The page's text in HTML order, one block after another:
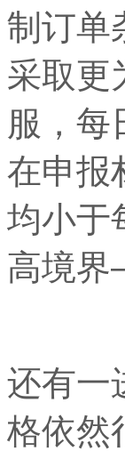
制订单
采取
服，每
在申报
均小于
高境
还有一
格依然